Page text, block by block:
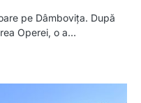
pe Dâmbovița. După
Operei, o a…